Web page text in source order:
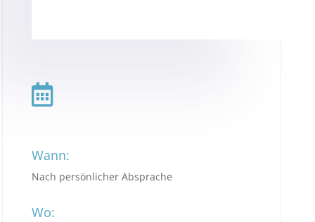

Wann:
Nach persönlicher Absprache
Wo: